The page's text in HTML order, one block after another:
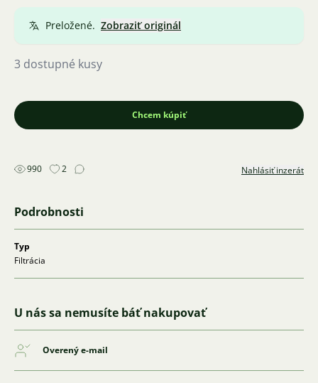
Preložené. Zobraziť originál
3 dostupné kusy
Chcem kúpiť
990 2 Nahlásiť inzerát
Podrobnosti
Typ
Filtrácia
U nás sa nemusíte báť nakupovať
Overený e-mail